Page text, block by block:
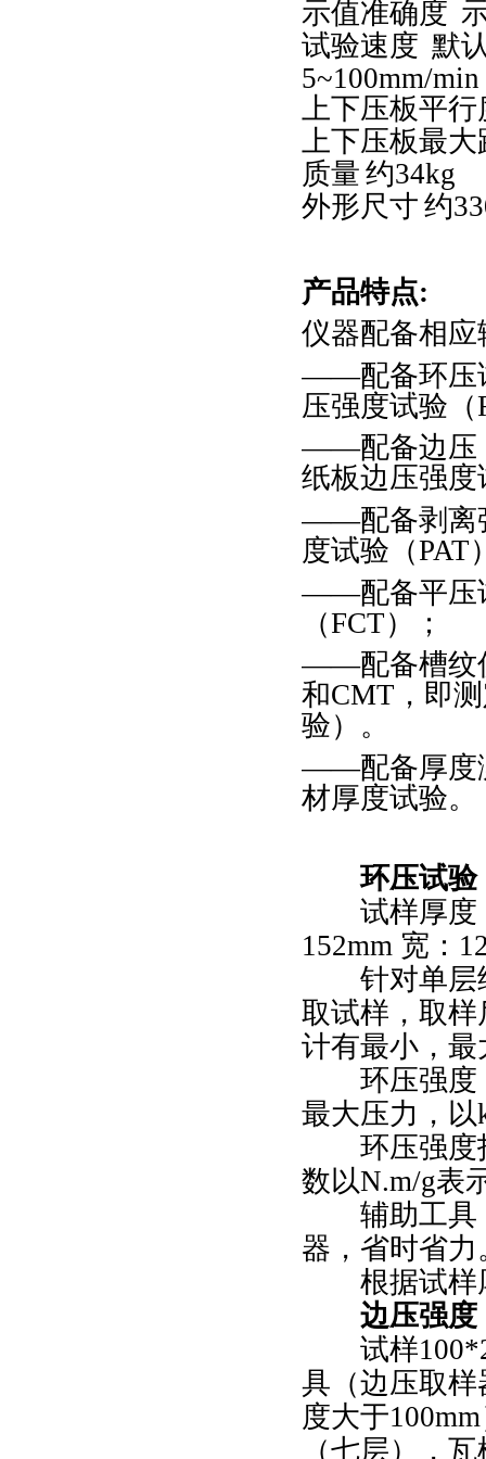
示值准确度
试验速度 默
5~100mm/min
上下压板平行
上下压板最
质量 约34kg
外形尺寸 约
产品特点:
仪器配备相
——配备环压
压强度试验（
——配备边压
纸板边压强
——配备剥离
度试验（PAT
——配备平压
（FCT）；
——配备槽纹
和CMT，即
验）。
——配备厚度
材厚度试验。
环压试验
试样厚度
152mm 宽：
针对单层纸
取试样，取
计有最小，
环压强度：
最大压力，以
环压强度指
数以N.m/g表
辅助工具
器，省时省力
根据试样
边压强度
试样
具（边压取样
度大于
（七层），